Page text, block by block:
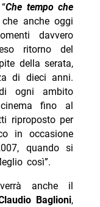
Che tempo che
anche oggi
davvero
ritorno del
della serata,
di dieci anni.
ogni ambito
fino al
riproposto per
in occasione
quando si
così”.
anche il
Baglioni,